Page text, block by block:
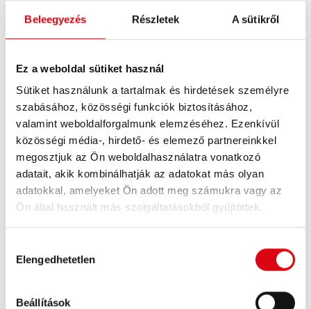
Beleegyezés Részletek A sütikről
Ez a weboldal sütiket használ
Sütiket használunk a tartalmak és hirdetések személyre
szabásához, közösségi funkciók biztosításához,
valamint weboldalforgalmunk elemzéséhez. Ezenkívül
közösségi média-, hirdető- és elemező partnereinkkel
megosztjuk az Ön weboldalhasználatra vonatkozó
adatait, akik kombinálhatják az adatokat más olyan
adatokkal, amelyeket Ön adott meg számukra vagy az
Ön által használt más szolgáltatásokból gyűjtöttek.
kiválasztása
Elengedhetetlen
Beállítások
NAGY TELJESÍTMÉNYŰ
Javaslatunk nagyobb energiaigényű vagy
nagyobb hidegindítási igényű járművekhez.
TERMÉKKEL KAPCSOLATOS RÉSZLETEK >
Buffalo Bull EFB